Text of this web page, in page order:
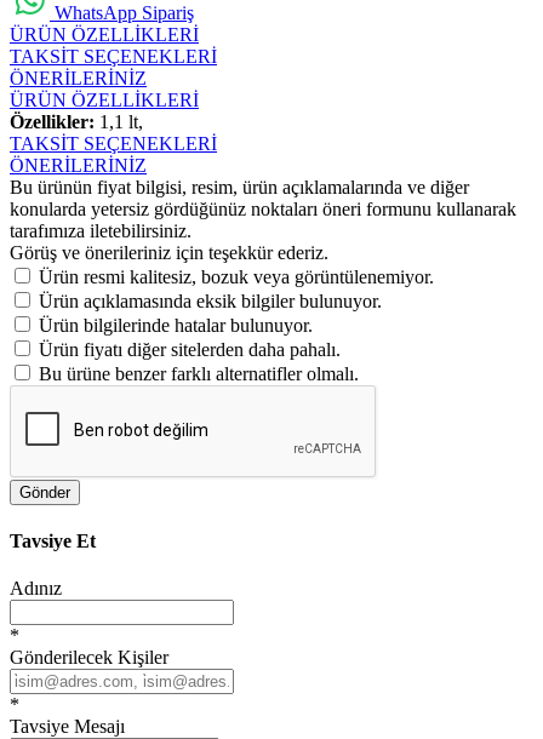
WhatsApp Sipariş
ÜRÜN ÖZELLİKLERİ
TAKSİT SEÇENEKLERİ
ÖNERİLERİNİZ
ÜRÜN ÖZELLİKLERİ
Özellikler: 1,1 lt,
TAKSİT SEÇENEKLERİ
ÖNERİLERİNİZ
Bu ürünün fiyat bilgisi, resim, ürün açıklamalarında ve diğer
konularda yetersiz gördüğünüz noktaları öneri formunu kullanarak
tarafımıza iletebilirsiniz.
Görüş ve önerileriniz için teşekkür ederiz.
Ürün resmi kalitesiz, bozuk veya görüntülenemiyor.
Ürün açıklamasında eksik bilgiler bulunuyor.
Ürün bilgilerinde hatalar bulunuyor.
Ürün fiyatı diğer sitelerden daha pahalı.
Bu ürüne benzer farklı alternatifler olmalı.
Gönder
Tavsiye Et
Adınız
*
Gönderilecek Kişiler
*
Tavsiye Mesajı